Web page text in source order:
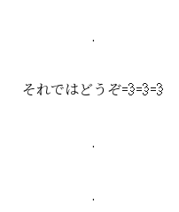
.
それではどうぞ💨💨💨
.
.